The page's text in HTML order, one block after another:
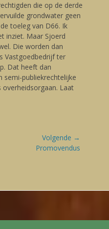
die op de derde
grondwater geen
toeleg van D66. Ik
inziet. Maar Sjoerd
Die worden dan
Vastgoedbedrijf ter
Dat heeft dan
semi-publiekrechtelijke
overheidsorgaan. Laat
Volgende →
Promovendus